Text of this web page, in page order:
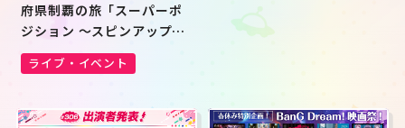
ライブ・イベント
府県制覇の旅「スーパーポ
ジション 〜スピンアップ
編〜」新潟公演のセットリ
ストプレイリストを公開！